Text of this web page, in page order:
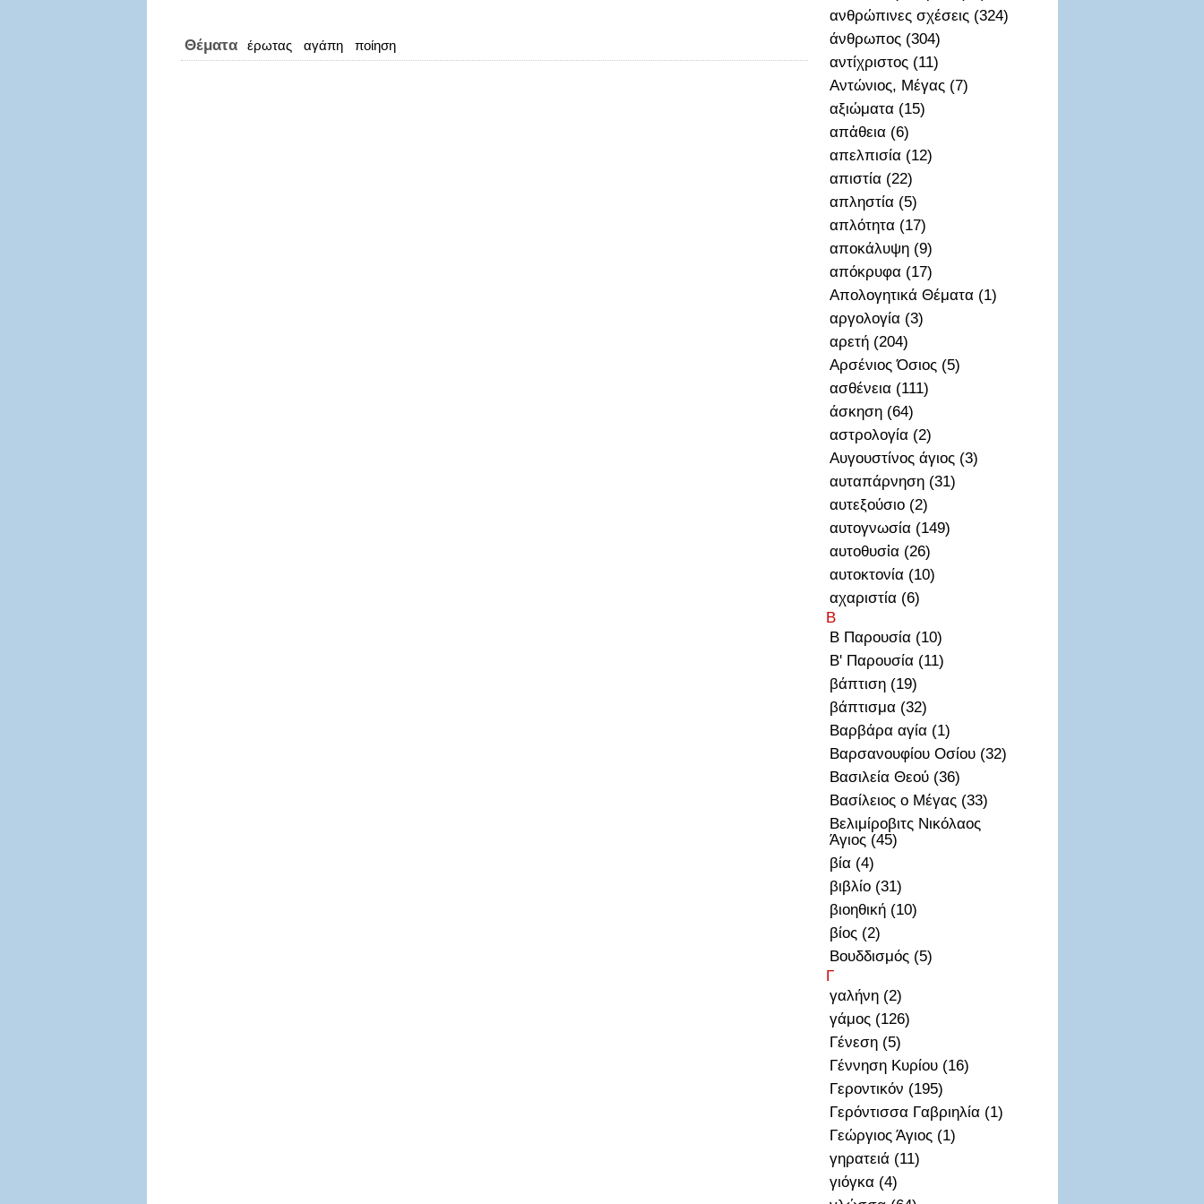
Θέματα έρωτας αγάπη ποίηση
ανθρώπινες σχέσεις (324)
άνθρωπος (304)
αντίχριστος (11)
Αντώνιος, Μέγας (7)
αξιώματα (15)
απἀθεια (6)
απελπισία (12)
απιστία (22)
απληστία (5)
απλότητα (17)
αποκάλυψη (9)
απόκρυφα (17)
Απολογητικά Θέματα (1)
αργολογία (3)
αρετή (204)
Αρσένιος Όσιος (5)
ασθένεια (111)
άσκηση (64)
αστρολογία (2)
Αυγουστίνος άγιος (3)
αυταπάρνηση (31)
αυτεξούσιο (2)
αυτογνωσία (149)
αυτοθυσἰα (26)
αυτοκτονία (10)
αχαριστία (6)
Β
Β Παρουσία (10)
Β' Παρουσία (11)
βάπτιση (19)
βάπτισμα (32)
Βαρβάρα αγία (1)
Βαρσανουφίου Οσίου (32)
Βασιλεία Θεού (36)
Βασίλειος ο Μέγας (33)
Βελιμίροβιτς Νικόλαος
Άγιος (45)
βία (4)
βιβλίο (31)
βιοηθική (10)
βίος (2)
Βουδδισμός (5)
Γ
γαλήνη (2)
γάμος (126)
Γένεση (5)
Γέννηση Κυρίου (16)
Γεροντικόν (195)
Γερόντισσα Γαβριηλία (1)
Γεώργιος Άγιος (1)
γηρατειά (11)
γιόγκα (4)